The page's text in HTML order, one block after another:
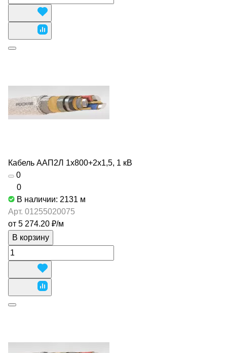
Кабель ААП2Л 1х800+2х1,5, 1 кВ
0
0
В наличии: 2131 м
Арт. 01255020075
от 5 274.20 ₽/м
В корзину